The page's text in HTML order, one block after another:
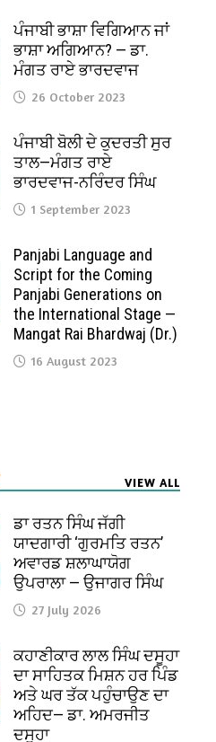
ਪੰਜਾਬੀ ਭਾਸ਼ਾ ਵਿਗਿਆਨ ਜਾਂ
ਭਾਸ਼ਾ ਅਗਿਆਨ? — ਡਾ.
ਮੰਗਤ ਰਾਏ ਭਾਰਦਵਾਜ
26 October 2023
ਪੰਜਾਬੀ ਬੋਲੀ ਦੇ ਕੁਦਰਤੀ ਸੁਰ
ਤਾਲ—ਮੰਗਤ ਰਾਏ
ਭਾਰਦਵਾਜ-ਨਰਿੰਦਰ ਸਿੰਘ
1 September 2023
Panjabi Language and
Script for the Coming
Panjabi Generations on
the International Stage —
Mangat Rai Bhardwaj (Dr.)
16 August 2023
VIEW ALL
ਡਾ ਰਤਨ ਸਿੰਘ ਜੱਗੀ
ਯਾਦਗਾਰੀ ‘ਗੁਰਮਤਿ ਰਤਨ’
ਅਵਾਰਡ ਸ਼ਲਾਘਾਯੋਗ
ਉਪਰਾਲਾ — ਉਜਾਗਰ ਸਿੰਘ
27 July 2026
ਕਹਾਣੀਕਾਰ ਲਾਲ ਸਿੰਘ ਦਸੂਹਾ
ਦਾ ਸਾਹਿਤਕ ਮਿਸ਼ਨ ਹਰ ਪਿੰਡ
ਅਤੇ ਘਰ ਤੱਕ ਪਹੁੰਚਾਉਣ ਦਾ
ਅਹਿਦ— ਡਾ. ਅਮਰਜੀਤ
ਦਸੂਹਾ